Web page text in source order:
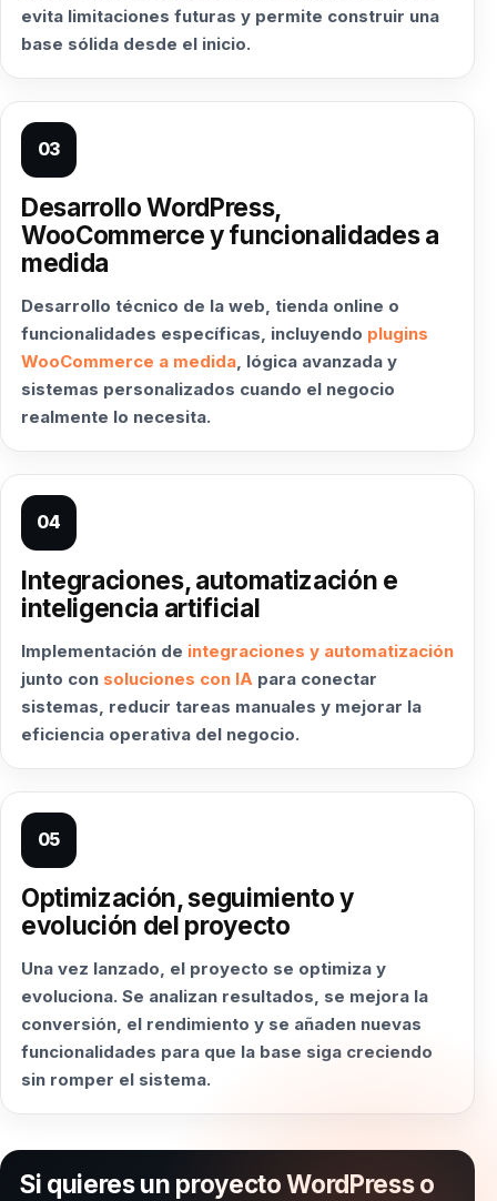
evita limitaciones futuras y permite construir una
base sólida desde el inicio.
03
Desarrollo WordPress,
WooCommerce y funcionalidades a
medida
Desarrollo técnico de la web, tienda online o
funcionalidades específicas, incluyendo plugins
WooCommerce a medida , lógica avanzada y
sistemas personalizados cuando el negocio
realmente lo necesita.
04
Integraciones, automatización e
inteligencia artificial
Implementación de integraciones y automatización
junto con soluciones con IA para conectar
sistemas, reducir tareas manuales y mejorar la
eficiencia operativa del negocio.
05
Optimización, seguimiento y
evolución del proyecto
Una vez lanzado, el proyecto se optimiza y
evoluciona. Se analizan resultados, se mejora la
conversión, el rendimiento y se añaden nuevas
funcionalidades para que la base siga creciendo
sin romper el sistema.
Si quieres un proyecto WordPress o